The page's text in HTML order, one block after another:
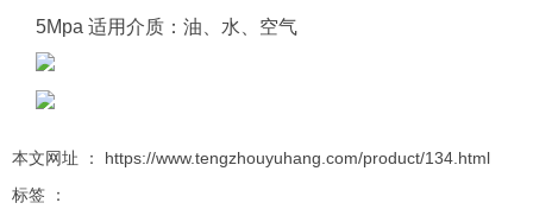
5Mpa 适用介质：油、水、空气
本文网址 ： https://www.tengzhouyuhang.com/product/134.html
标签 ：